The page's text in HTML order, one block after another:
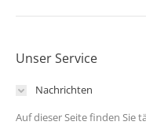
Unser Service
Nachrichten
Auf dieser Seite finden Sie